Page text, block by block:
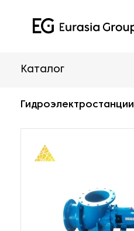
Каталог
Гидроэлектростанции